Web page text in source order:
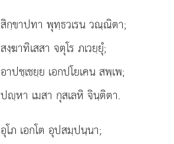
สิกฺขาปทา พุทฺธวเรน วณฺณิตา;
สงฺฆาทิเสสา จตุโร ภเวยฺยุํ;
อาปชฺเชยฺย เอกปโยเคน สพฺเพ;
ปฺหา เมสา กุสเลหิ จินฺติตา.
อุโภ เอกโต อุปสมฺปนฺนา;